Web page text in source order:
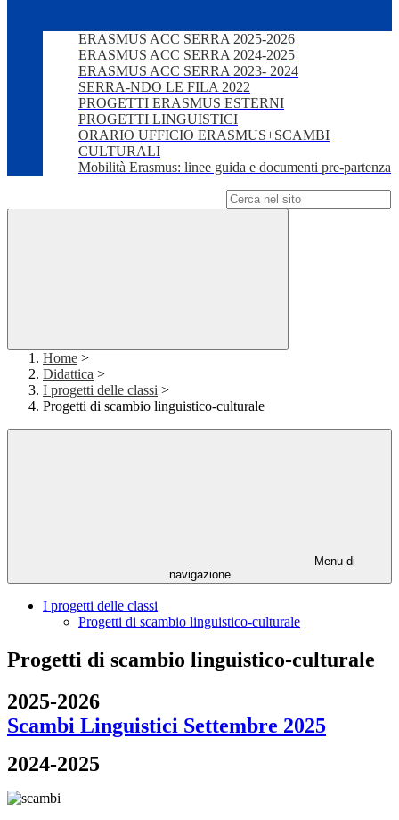
ERASMUS ACC SERRA 2025-2026
ERASMUS ACC SERRA 2024-2025
ERASMUS ACC SERRA 2023- 2024
SERRA-NDO LE FILA 2022
PROGETTI ERASMUS ESTERNI
PROGETTI LINGUISTICI
ORARIO UFFICIO ERASMUS+SCAMBI
CULTURALI
Mobilità Erasmus: linee guida e documenti pre-partenza
Home >
Didattica >
I progetti delle classi >
Progetti di scambio linguistico-culturale
Menu di
navigazione
I progetti delle classi
Progetti di scambio linguistico-culturale
Progetti di scambio linguistico-culturale
2025-2026
Scambi Linguistici Settembre 2025
2024-2025